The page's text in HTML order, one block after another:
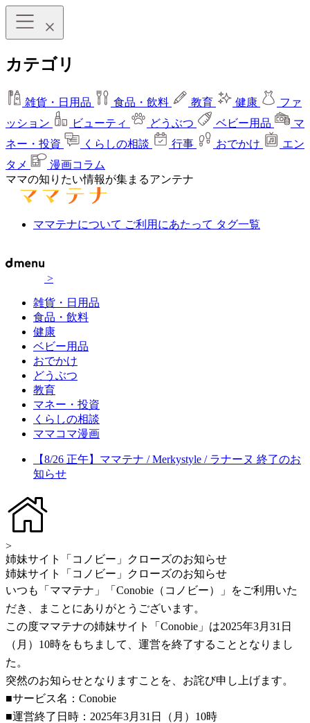
カテゴリ
雑貨・日用品 食品・飲料 教育 健康
ファ
ッション
ビューティ どうぶつ ベビー用品
マ
ネー・投資
くらしの相談 行事 おでかけ
エン
タメ
漫画コラム
ママの知りたい情報が集まるアンテナ
ママテナについて ご利用にあたって タグ一覧
>
雑貨・日用品
食品・飲料
健康
ベビー用品
おでかけ
どうぶつ
教育
マネー・投資
くらしの相談
ママコマ漫画
【8/26 正午】ママテナ / Merkystyle / ラナーヌ 終了のお
知らせ
>
姉妹サイト「コノビー」クローズのお知らせ
姉妹サイト「コノビー」クローズのお知らせ
いつも「ママテナ」「Conobie（コノビー）」をご利用いた
だき、まことにありがとうございます。
この度ママテナの姉妹サイト「Conobie」は2025年3月31日
（月）10時をもちまして、運営を終了することとなりまし
た。
突然のお知らせとなりますことを、お詫び申し上げます。
■サービス名：Conobie
■運営終了日時：2025年3月31日（月）10時